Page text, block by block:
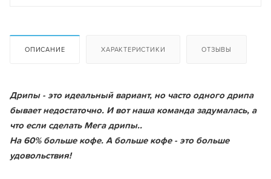
ОПИСАНИЕ ХАРАКТЕРИСТИКИ ОТЗЫВЫ
Дрипы - это идеальный вариант, но часто одного дрипа
бывает недостаточно. И вот наша команда задумалась, а
что если сделать Мега дрипы..
На 60% больше кофе. А больше кофе - это больше
удовольствия!